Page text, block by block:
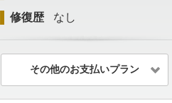
修復歴 なし
その他のお支払いプラン